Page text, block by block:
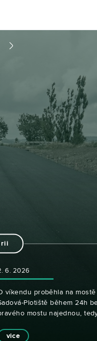
6. 2026
víkendu proběhla na
Plotiště během 24h
mostu najednou,
vice